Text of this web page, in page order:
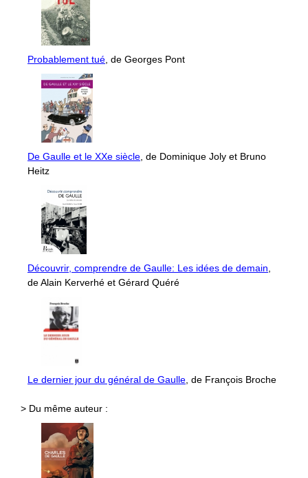
Probablement tué, de Georges Pont
De Gaulle et le XXe siècle, de Dominique Joly et Bruno
Heitz
Découvrir, comprendre de Gaulle: Les idées de demain,
de Alain Kerverhé et Gérard Quéré
Le dernier jour du général de Gaulle, de François Broche
> Du même auteur :